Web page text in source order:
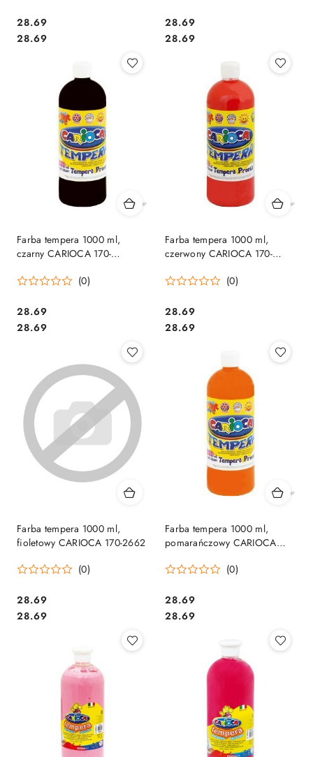
Cena:
28.69
Cena:
28.69
Cena:
28.69
Cena:
28.69
Farba tempera 1000 ml,
czarny CARIOCA 170-
(0)
Cena:
28.69
Cena:
28.69
Farba tempera 1000 ml,
czerwony CARIOCA 170-
(0)
Cena:
28.69
Cena:
28.69
Farba tempera 1000 ml,
fioletowy CARIOCA 170-2662
(0)
Cena:
28.69
Cena:
28.69
Farba tempera 1000 ml,
pomarańczowy CARIOCA
(0)
Cena:
28.69
Cena:
28.69